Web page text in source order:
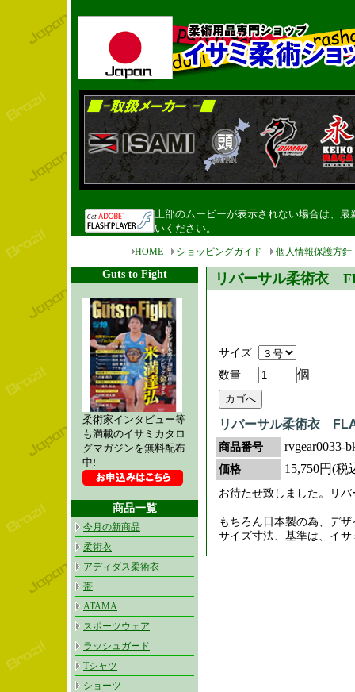
上部のムービーが表示されない場合は、最
いください。
HOME ショッピングガイド 個人情報保護方針
Guts to Fight
柔術家インタビュー等
も満載のイサミカタロ
グマガジンを無料配布
中!
商品一覧
今月の新商品
柔術衣
アディダス柔術衣
帯
ATAMA
スポーツウェア
ラッシュガード
Tシャツ
ショーツ
リバーサル柔術衣
サイズ
数量
個
リバーサル柔術衣
商品番号 rvgear0033-
価格 15,750円(税
お待たせ致しました。リ
もちろん日本製の為、デ
サイズ寸法、基準は、イ